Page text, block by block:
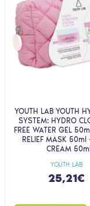
YOUTH LAB
YOUTH LAB YOUTH
SYSTEM: HYDRO
FREE WATER GEL
RELIEF MASK 50ml
CREAM 50ml
25,21€